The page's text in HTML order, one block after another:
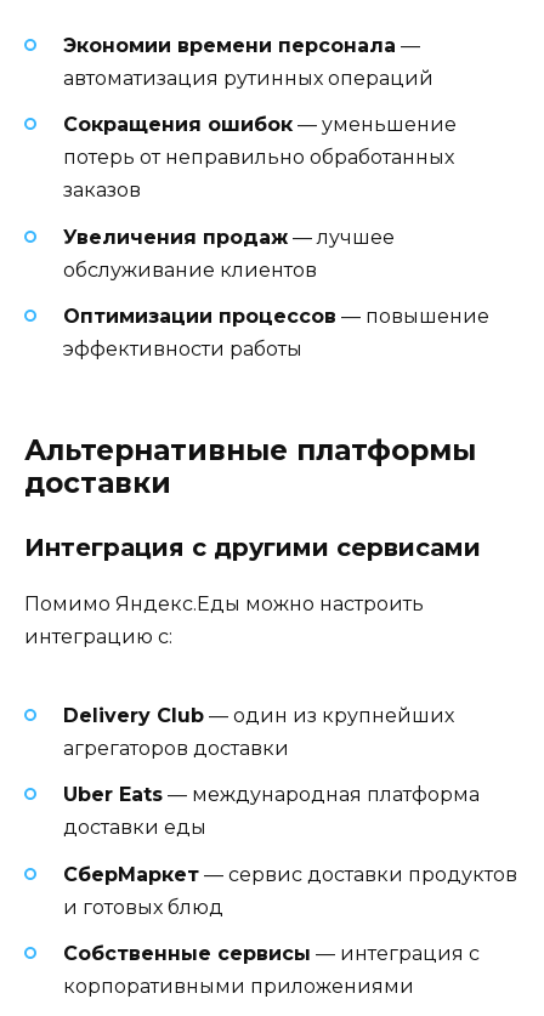
Экономии времени персонала —
автоматизация рутинных операций
Сокращения ошибок — уменьшение
потерь от неправильно обработанных
заказов
Увеличения продаж — лучшее
обслуживание клиентов
Оптимизации процессов — повышение
эффективности работы
Альтернативные платформы
доставки
Интеграция с другими сервисами
Помимо Яндекс.Еды можно настроить
интеграцию с:
Delivery Club — один из крупнейших
агрегаторов доставки
Uber Eats — международная платформа
доставки еды
СберМаркет — сервис доставки продуктов
и готовых блюд
Собственные сервисы — интеграция с
корпоративными приложениями